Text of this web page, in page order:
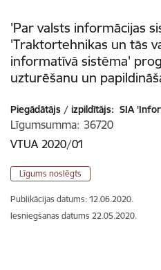
'Par valsts informācijas
'Traktortehnikas un tās
informatīvā sistēma'
uzturēšanu un
Piegādātājs / izpildītājs: SIA
Līgumsumma 36720
VTUA 2020/01
Līgums noslēgts
Publikācijas datums: 12.06.2020.
Iesniegšanas datums 22.05.2020.